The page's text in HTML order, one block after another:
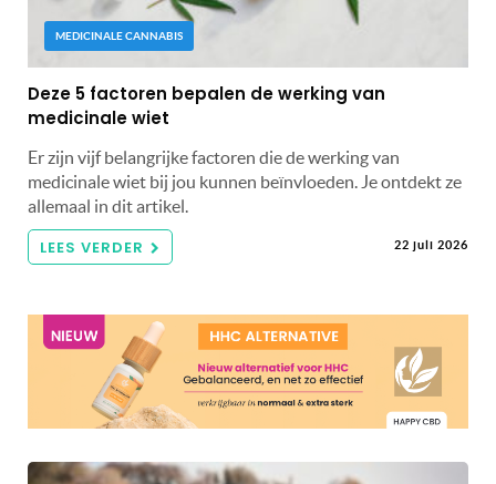
MEDICINALE CANNABIS
Deze 5 factoren bepalen de werking van
medicinale wiet
Er zijn vijf belangrijke factoren die de werking van
medicinale wiet bij jou kunnen beïnvloeden. Je ontdekt ze
allemaal in dit artikel.
LEES VERDER 22 juli 2026